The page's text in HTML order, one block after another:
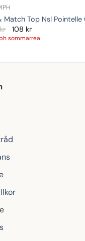
Match Top Nsl
kr 108 kr
sommarrea